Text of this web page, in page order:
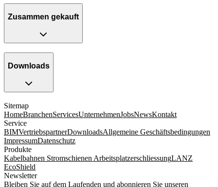
Zusammen gekauft
Downloads
Sitemap
HomeBranchenServicesUnternehmenJobsNewsKontakt
Service
BIMVertriebspartnerDownloadsAllgemeine Geschäftsbedingungen
ImpressumDatenschutz
Produkte
Kabelbahnen Stromschienen ArbeitsplatzerschliessungLANZ
EcoShield
Newsletter
Bleiben Sie auf dem Laufenden und abonnieren Sie unseren